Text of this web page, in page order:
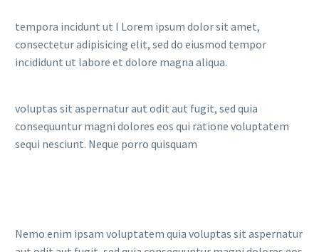
tempora incidunt ut l Lorem ipsum dolor sit amet,
consectetur adipisicing elit, sed do eiusmod tempor
incididunt ut labore et dolore magna aliqua.
voluptas sit aspernatur aut odit aut fugit, sed quia
consequuntur magni dolores eos qui ratione voluptatem
sequi nesciunt. Neque porro quisquam
Nemo enim ipsam voluptatem quia voluptas sit aspernatur